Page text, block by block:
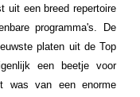
uit een breed repertoire
programma's. De
platen uit de Top
een beetje voor
was van een enorme